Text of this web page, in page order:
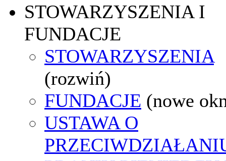
STOWARZYSZENIA I
FUNDACJE
STOWARZYSZENIA
(rozwiń)
FUNDACJE (nowe
USTAWA O